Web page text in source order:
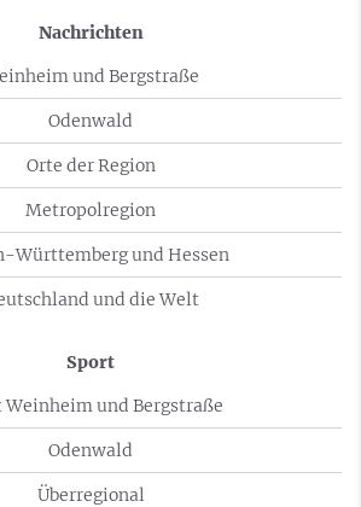
Nachrichten
und Bergstraße
Odenwald
Orte der Region
Metropolregion
Württemberg und Hessen
und die Welt
Sport
Weinheim und Bergstraße
Odenwald
Überregional